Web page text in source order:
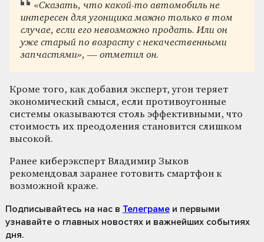
«Сказать, что какой-то автомобиль не
интересен для угонщика можно только в том
случае, если его невозможно продать. Или он
уже старый по возрасту с некачественными
запчастями», — отметил он.
Кроме того, как добавил эксперт, угон теряет
экономический смысл, если противоугонные
системы оказываются столь эффективными, что
стоимость их преодоления становится слишком
высокой.
Ранее киберэксперт Владимир Зыков
рекомендовал заранее готовить смартфон к
возможной краже.
Подписывайтесь на нас в Телеграме и первыми
узнавайте о главных новостях и важнейших событиях
дня.